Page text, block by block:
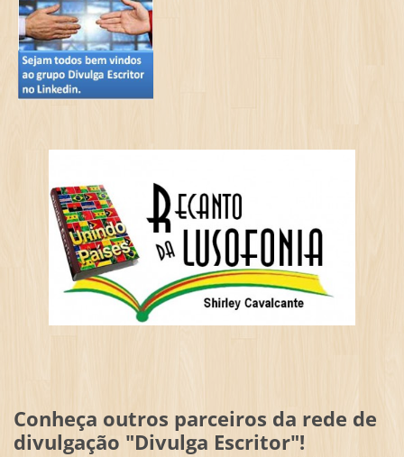
Conheça outros parceiros da rede de
divulgação "Divulga Escritor"!